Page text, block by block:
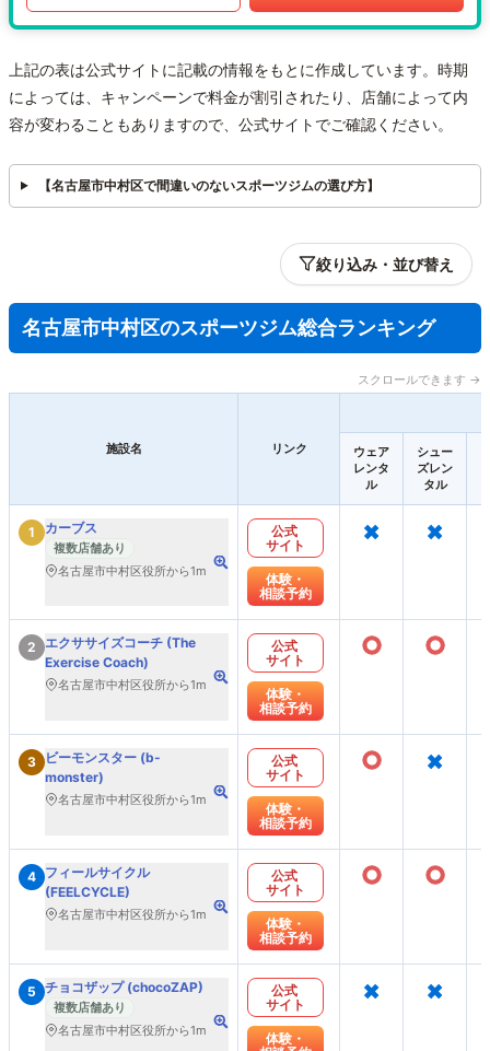
上記の表は公式サイトに記載の情報をもとに作成しています。時期
によっては、キャンペーンで料金が割引されたり、店舗によって内
容が変わることもありますので、公式サイトでご確認ください。
【名古屋市中村区で間違いのないスポーツジムの選び方】
絞り込み・並び替え
名古屋市中村区のスポーツジム総合ランキング
スクロールできます →
施設名 リンク
ウェア
レンタ
ル
シュー
ズレン
タル
1 カーブス
複数店舗あり
名古屋市中村区役所から1m
公式
サイト
体験・
相談予約
× ×
2
エクササイズコーチ (The
Exercise Coach)
名古屋市中村区役所から1m
公式
サイト
体験・
相談予約
○ ○
3
ビーモンスター (b-
monster)
名古屋市中村区役所から1m
公式
サイト
体験・
相談予約
○ ×
4 フィールサイクル
(FEELCYCLE)
名古屋市中村区役所から1m
公式
サイト
体験・
相談予約
○ ○
5 チョコザップ (chocoZAP)
複数店舗あり
名古屋市中村区役所から1m
公式
サイト
体験・
× ×